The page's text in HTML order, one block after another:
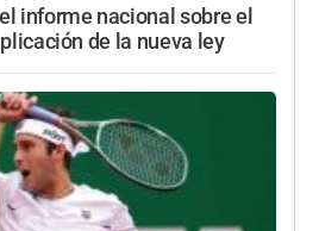
informe nacional sobre el
de la nueva ley